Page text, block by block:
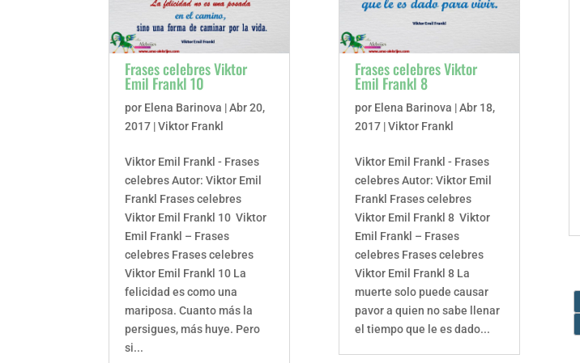
Frases celebres Viktor
Emil Frankl 10
por Elena Barinova |Abr 20,
2017 |Viktor Frankl
Viktor Emil Frankl - Frases
celebres Autor: Viktor Emil
Frankl Frases celebres
Viktor Emil Frankl 10 Viktor
Emil Frankl – Frases
celebres Frases celebres
Viktor Emil Frankl 10 La
felicidad es como una
mariposa. Cuanto más la
persigues, más huye. Pero
si...
Frases celebres Viktor
Emil Frankl 8
por Elena Barinova |Abr 18,
2017 |Viktor Frankl
Viktor Emil Frankl - Frases
celebres Autor: Viktor Emil
Frankl Frases celebres
Viktor Emil Frankl 8 Viktor
Emil Frankl – Frases
celebres Frases celebres
Viktor Emil Frankl 8 La
muerte solo puede causar
pavor a quien no sabe llenar
el tiempo que le es dado...